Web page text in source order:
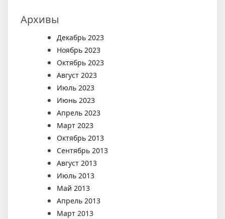
Архивы
Декабрь 2023
Ноябрь 2023
Октябрь 2023
Август 2023
Июль 2023
Июнь 2023
Апрель 2023
Март 2023
Октябрь 2013
Сентябрь 2013
Август 2013
Июль 2013
Май 2013
Апрель 2013
Март 2013